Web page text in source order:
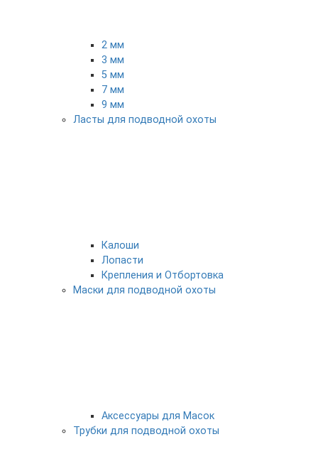
2 мм
3 мм
5 мм
7 мм
9 мм
Ласты для подводной охоты
Калоши
Лопасти
Крепления и Отбортовка
Маски для подводной охоты
Аксессуары для Масок
Трубки для подводной охоты